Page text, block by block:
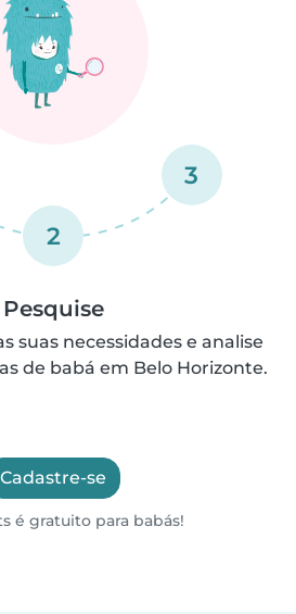
2
3
Pesquise
suas necessidades e analise
de babá em Belo Horizonte.
Cadastre-se
é gratuito para babás!